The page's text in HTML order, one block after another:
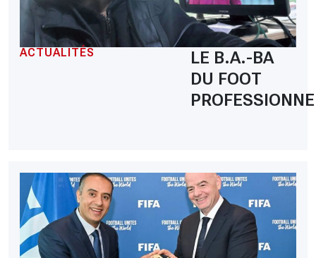
ACTUALITÉS
LE B.A.-BA
DU FOOT